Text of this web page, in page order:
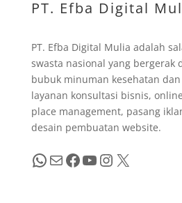
PT. Efba Digital
PT. Efba Digital Mulia adalah
swasta nasional yang bergerak
bubuk minuman kesehatan
layanan konsultasi bisnis,
place management, pasang
desain pembuatan website.
WhatsApp Mail Facebook YouTube InstagramX